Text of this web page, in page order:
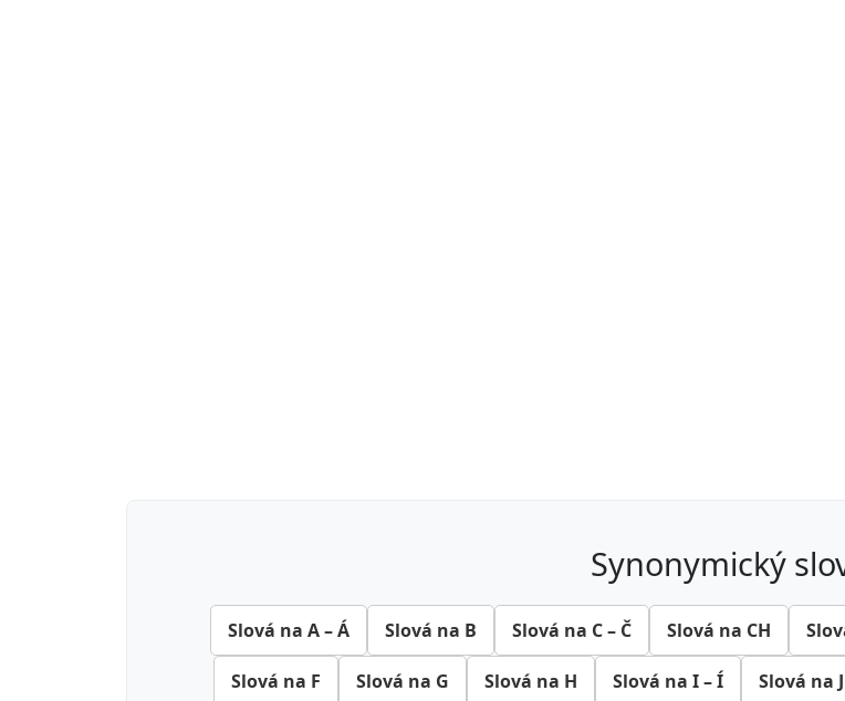
synonymický
Slová na A – Á Slová na B Slová na C – Č Slová na CH
Slová na F Slová na G Slová na H Slová na I – Í Slová na J